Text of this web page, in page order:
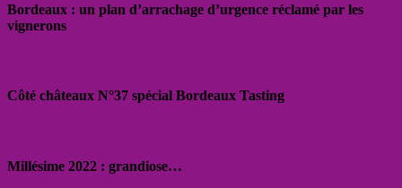
Bordeaux : un plan d’arrachage d’urgence réclamé par les
vignerons
Côté châteaux N°37 spécial Bordeaux Tasting
Millésime 2022 : grandiose…